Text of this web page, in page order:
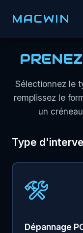
MACWIN
Sélectionnez le
remplissez le
un
Type
Dépannage